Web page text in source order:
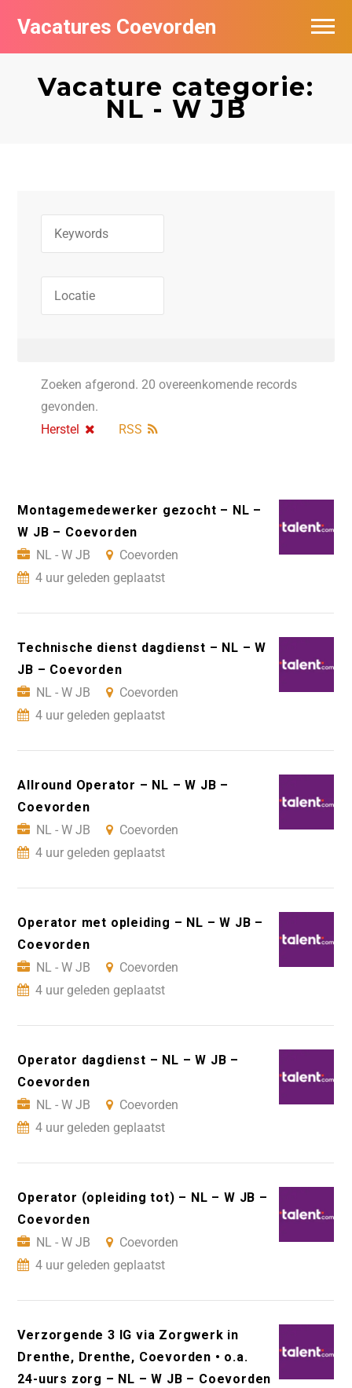
Vacatures Coevorden
Vacature categorie:
NL - W JB
Zoeken afgerond. 20 overeenkomende records
gevonden.
Herstel
RSS
Montagemedewerker gezocht – NL –
W JB – Coevorden
NL - W JB
Coevorden
4 uur geleden geplaatst
Technische dienst dagdienst – NL – W
JB – Coevorden
NL - W JB
Coevorden
4 uur geleden geplaatst
Allround Operator – NL – W JB –
Coevorden
NL - W JB
Coevorden
4 uur geleden geplaatst
Operator met opleiding – NL – W JB –
Coevorden
NL - W JB
Coevorden
4 uur geleden geplaatst
Operator dagdienst – NL – W JB –
Coevorden
NL - W JB
Coevorden
4 uur geleden geplaatst
Operator (opleiding tot) – NL – W JB –
Coevorden
NL - W JB
Coevorden
4 uur geleden geplaatst
Verzorgende 3 IG via Zorgwerk in
Drenthe, Drenthe, Coevorden • o.a.
24-uurs zorg – NL – W JB – Coevorden
Vacatures per bedrijf
Populair